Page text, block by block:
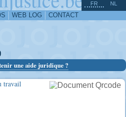
WEB LOG CONTACT
FR NL
une aide juridique ?
travail
^